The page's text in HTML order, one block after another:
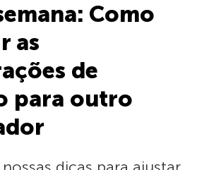
Como
as
de
para outro